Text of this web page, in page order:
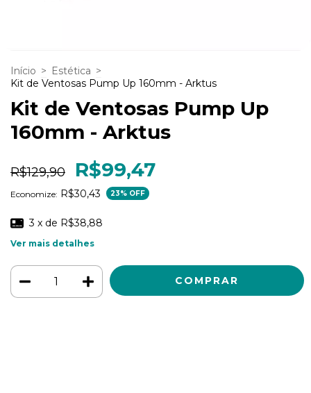
Início > Estética >
Kit de Ventosas Pump Up 160mm - Arktus
Kit de Ventosas Pump Up
160mm - Arktus
R$129,90 R$99,47
Economize: R$30,43 23% OFF
3 x de R$38,88
Ver mais detalhes